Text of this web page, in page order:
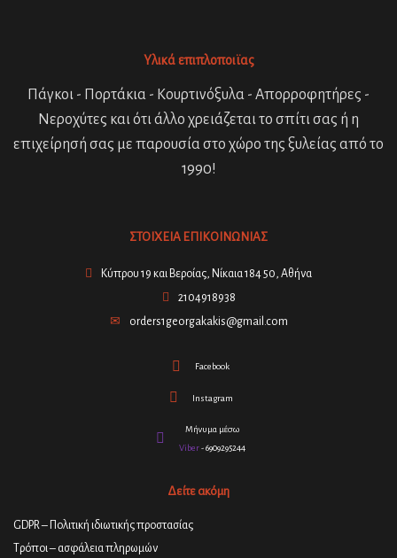
Υλικά επιπλοποιϊας
Πάγκοι - Πορτάκια - Κουρτινόξυλα - Απορροφητήρες -
Νεροχύτες και ότι άλλο χρειάζεται το σπίτι σας ή η
επιχείρησή σας με παρουσία στο χώρο της ξυλείας από το
1990!
ΣΤΟΙΧΕΙΑ ΕΠΙΚΟΙΝΩΝΙΑΣ
Κύπρου 19 και Βεροίας, Νίκαια 184 50, Αθήνα
2104918938
orders1georgakakis@gmail.com
Facebook
Instagram
Μήνυμα μέσω
Viber- 6909295244
Δείτε ακόμη
GDPR – Πολιτική ιδιωτικής προστασίας
Τρόποι – ασφάλεια πληρωμών